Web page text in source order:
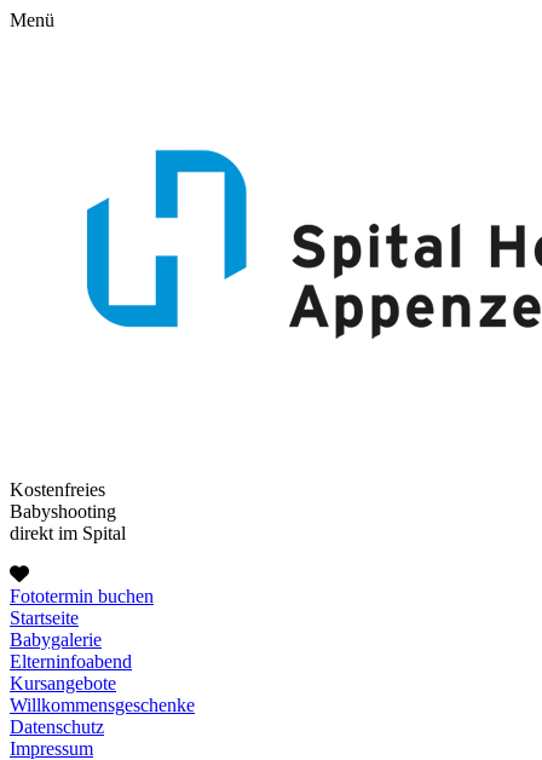
Menü
Kostenfreies
Babyshooting
direkt im Spital
Fototermin buchen
Startseite
Babygalerie
Elterninfoabend
Kursangebote
Willkommensgeschenke
Datenschutz
Impressum